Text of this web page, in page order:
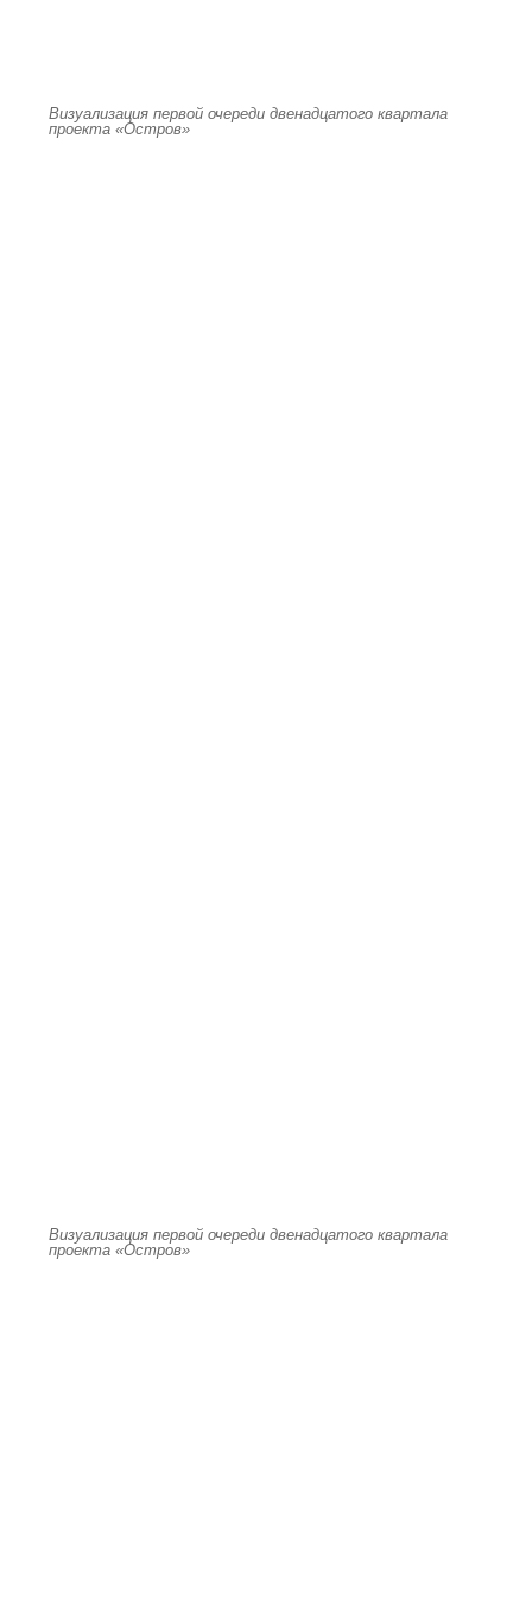
Визуализация первой очереди двенадцатого квартала
проекта «Остров»
Визуализация первой очереди двенадцатого квартала
проекта «Остров»